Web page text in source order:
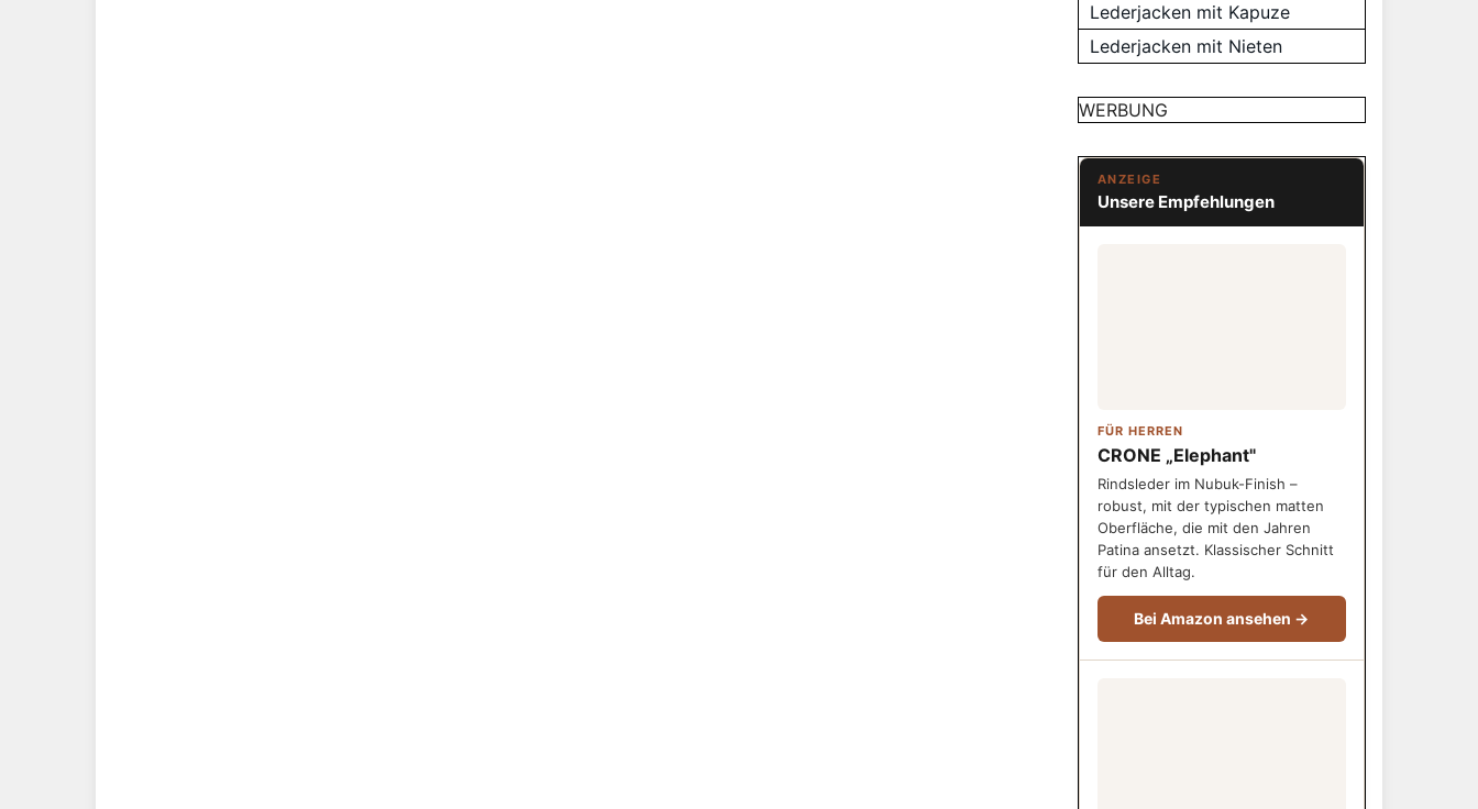
Lederjacken mit Kapuze
Lederjacken mit Nieten
WERBUNG
ANZEIGE
Unsere Empfehlungen
FÜR HERREN
CRONE „Elephant"
Rindsleder im Nubuk-Finish –
robust, mit der typischen matten
Oberfläche, die mit den Jahren
Patina ansetzt. Klassischer Schnitt
für den Alltag.
Bei Amazon ansehen →